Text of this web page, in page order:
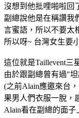
沒想到他批哩啪啦回
副總說他是在稱讚我
言蜜語，所以不要太
所以呀~ 台灣女生要
這位就是Taillevent三
由於跟副總曾有過"
(之前Alain應邀來台
果男人們衣服一脫，
Alain看在副總的面